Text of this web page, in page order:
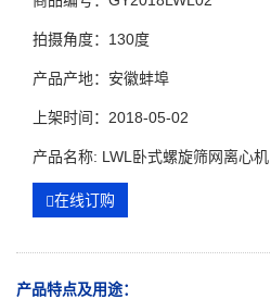
拍摄角度：130度
产品产地：安徽蚌埠
上架时间：2018-05-02
产品名称: LWL卧式螺旋筛网离心机
在线订购
产品特点及用途：